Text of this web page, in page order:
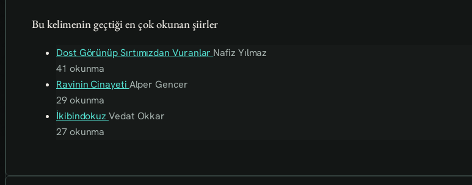
Bu kelimenin geçtiği en çok okunan şiirler
Dost Görünüp Sırtımızdan Vuranlar Nafiz Yılmaz
41 okunma
Ravinin Cinayeti Alper Gencer
29 okunma
İkibindokuzVedat Okkar
27 okunma